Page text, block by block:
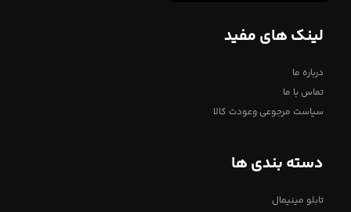
لینک های مفید
درباره ما
تماس با ما
سیاست مرجوعی وعودت کالا
دسته بندی ها
تابلو مینیمال